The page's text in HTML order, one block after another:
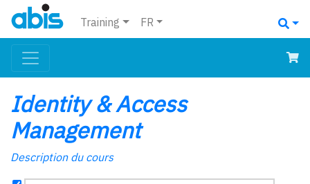
Training FR
Identity & Access
Management
Description du cours